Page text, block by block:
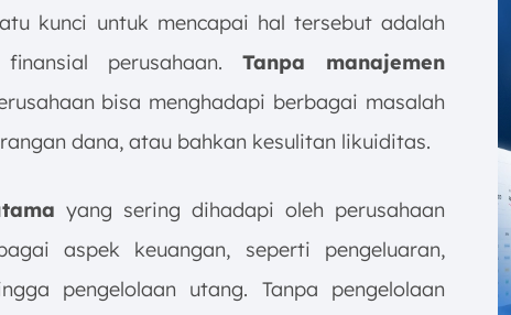
kunci untuk mencapai hal tersebut adalah
perusahaan. Tanpa manajemen
bisa menghadapi berbagai masalah
dana, atau bahkan kesulitan likuiditas.
yang sering dihadapi oleh perusahaan
aspek keuangan, seperti pengeluaran,
pengelolaan utang. Tanpa pengelolaan